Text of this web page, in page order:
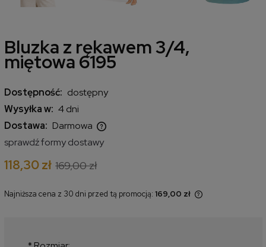
Bluzka z rękawem 3/4,
miętowa 6195
Dostępność: dostępny
Wysyłka w: 4 dni
Dostawa: Darmowa
Cena nie zawiera ewentualnych kosztów płatności
sprawdź formy dostawy
118,30 zł 169,00 zł
Najniższa cena z 30 dni przed tą promocją: 169,00 zł